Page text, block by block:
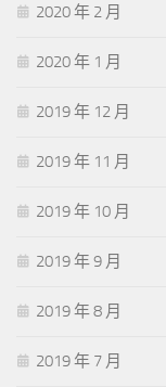
2020 年 2 月
2020 年 1 月
2019 年 12 月
2019 年 11 月
2019 年 10 月
2019 年 9 月
2019 年 8 月
2019 年 7 月